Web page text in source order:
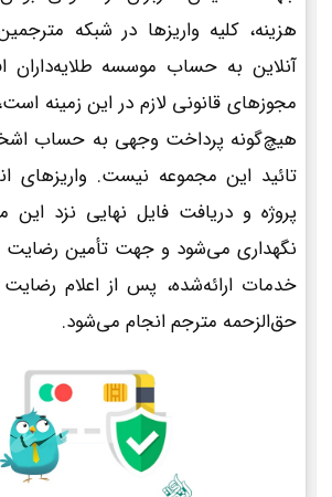
هزینه، کلیه واریزها در شبکه
آنلاین به حساب موسسه طلایه‌داران
مجوزهای قانونی لازم در این زمینه
هیچ‌گونه پرداخت وجهی به حساب
تائید این مجموعه نیست. واریزهای
پروژه و دریافت فایل نهایی نزد
نگهداری می‌شود و جهت تأمین رضایت
خدمات ارائه‌شده، پس از اعلام
حق‌الزحمه مترجم انجام می‌شود.